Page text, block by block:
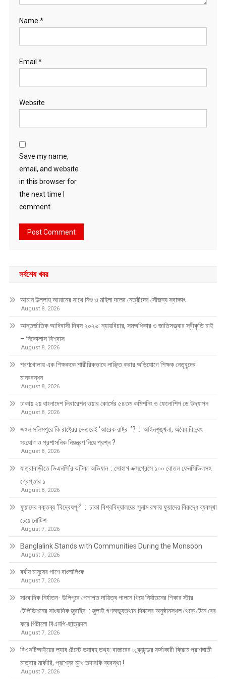
Name *
Email *
Website
Save my name,
email, and website
in this browser for
the next time I
comment.
সর্বশেষ খবর
আমান উল্লাহ আমানের সাথে নিশু ও মহিলা দলের নেত্রীদের সৌজন্য স্বাক্ষাৎ
August 8, 2026
আন্তর্জাতিক আদিবাসী দিবস ২০২৬: ন্যায়বিচার, সমঅধিকার ও জাতিসত্ত্বার স্বীকৃতি চাই
– নিকোলাস বিশ্বাস
August 8, 2026
শরণখোলায় এক শিক্ষককে শারীরিকভাবে লাঞ্ছিত করার অভিযোগে শিক্ষক নেতৃবৃন্দের
মানববন্ধন
August 8, 2026
ঢাকায় ২য় বাংলাদেশ লিবারেশন ওয়ার কোর্সের ৫৪তম কমিশনিং ও ফেলোশিপ ডে উদ্‌যাপন
August 8, 2026
জঙ্গল সলিমপুরে কি রাষ্ট্রের ভেতরেই ‘আরেক রাষ্ট্র ’? : আইনশৃঙ্খলা, অবৈধ বিদ্যুৎ
সংযোগ ও প্রশাসনিক নিয়ন্ত্রণ নিয়ে প্রশ্ন ?
August 8, 2026
যাত্রাবাড়ীতে ডিএনসি’র ঝটিকা অভিযান : সোহাগ এক্সপ্রেসে ১০০ বোতল ফেনসিডিলসহ
গ্রেপ্তার ১
August 8, 2026
ফুয়াদের বক্তব্য ‘বিদ্বেষপূর্ণ’ : ঢাকা বিশ্ববিদ্যালয়ের সুনাম রক্ষায় ফুয়াদের বিরুদ্ধে ব্যবস্থা
চেয়ে নোটিশ
August 7, 2026
Banglalink Stands with Communities During the Monsoon
August 7, 2026
বর্ষায় মানুষের পাশে বাংলালিংক
August 7, 2026
সাংবাদিক নির্যাতন- উলিপুরে পেশাগত দায়িত্ব পালনে গিয়ে নির্যাতনের শিকার স্টার
টেলিভিশনের সাংবাদিক জুবাইর : জুলাই গণঅভ্যুত্থান দিবসের অনুষ্ঠানস্থল থেকে টেনে বের
করে পিটালো বিএনপি-ছাত্রদল
August 7, 2026
বিএসটিআইয়ের ল্যাব টেস্টে ভয়াবহ তথ্য: বাজারের ৮ ব্র্যান্ডের ফর্সাকারী ক্রিমে প্রাণঘাতী
মাত্রার মার্কারি, প্রশ্নের মুখে তদারকি ব্যবস্থা !
August 7, 2026